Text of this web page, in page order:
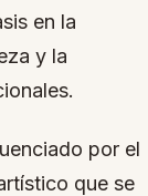
en la
y la
por el
que se